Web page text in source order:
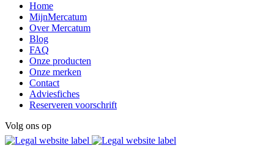
Home
MijnMercatum
Over Mercatum
Blog
FAQ
Onze producten
Onze merken
Contact
Adviesfiches
Reserveren voorschrift
Volg ons op